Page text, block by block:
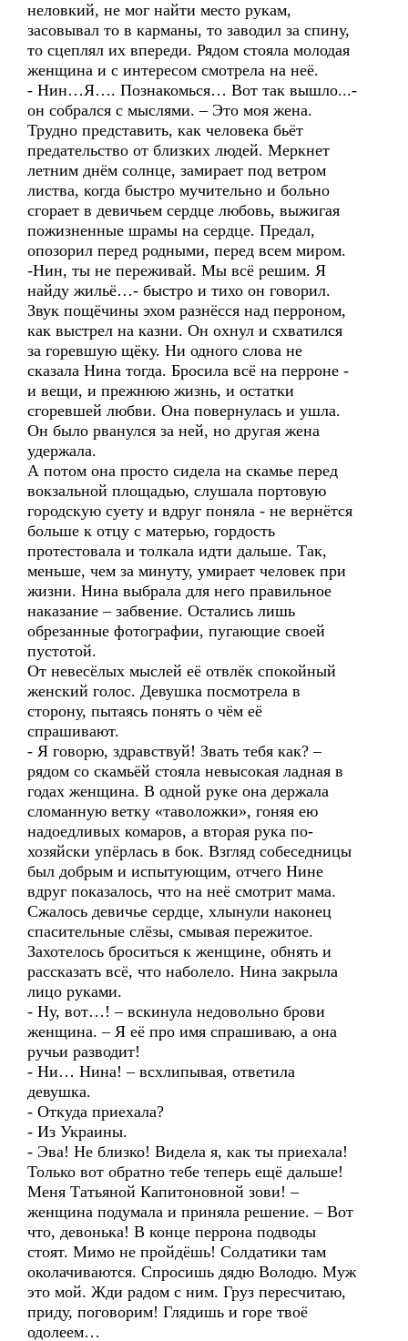
неловкий, не мог найти место рукам,
засовывал то в карманы, то заводил за спину,
то сцеплял их впереди. Рядом стояла молодая
женщина и с интересом смотрела на неё.
- Нин…Я…. Познакомься… Вот так вышло...-
он собрался с мыслями. – Это моя жена.
Трудно представить, как человека бьёт
предательство от близких людей. Меркнет
летним днём солнце, замирает под ветром
листва, когда быстро мучительно и больно
сгорает в девичьем сердце любовь, выжигая
пожизненные шрамы на сердце. Предал,
опозорил перед родными, перед всем миром.
-Нин, ты не переживай. Мы всё решим. Я
найду жильё…- быстро и тихо он говорил.
Звук пощёчины эхом разнёсся над перроном,
как выстрел на казни. Он охнул и схватился
за горевшую щёку. Ни одного слова не
сказала Нина тогда. Бросила всё на перроне -
и вещи, и прежнюю жизнь, и остатки
сгоревшей любви. Она повернулась и ушла.
Он было рванулся за ней, но другая жена
удержала.
А потом она просто сидела на скамье перед
вокзальной площадью, слушала портовую
городскую суету и вдруг поняла - не вернётся
больше к отцу с матерью, гордость
протестовала и толкала идти дальше. Так,
меньше, чем за минуту, умирает человек при
жизни. Нина выбрала для него правильное
наказание – забвение. Остались лишь
обрезанные фотографии, пугающие своей
пустотой.
От невесёлых мыслей её отвлёк спокойный
женский голос. Девушка посмотрела в
сторону, пытаясь понять о чём её
спрашивают.
- Я говорю, здравствуй! Звать тебя как? –
рядом со скамьёй стояла невысокая ладная в
годах женщина. В одной руке она держала
сломанную ветку «таволожки», гоняя ею
надоедливых комаров, а вторая рука по-
хозяйски упёрлась в бок. Взгляд собеседницы
был добрым и испытующим, отчего Нине
вдруг показалось, что на неё смотрит мама.
Сжалось девичье сердце, хлынули наконец
спасительные слёзы, смывая пережитое.
Захотелось броситься к женщине, обнять и
рассказать всё, что наболело. Нина закрыла
лицо руками.
- Ну, вот…! – вскинула недовольно брови
женщина. – Я её про имя спрашиваю, а она
ручьи разводит!
- Ни… Нина! – всхлипывая, ответила
девушка.
- Откуда приехала?
- Из Украины.
- Эва! Не близко! Видела я, как ты приехала!
Только вот обратно тебе теперь ещё дальше!
Меня Татьяной Капитоновной зови! –
женщина подумала и приняла решение. – Вот
что, девонька! В конце перрона подводы
стоят. Мимо не пройдёшь! Солдатики там
околачиваются. Спросишь дядю Володю. Муж
это мой. Жди радом с ним. Груз пересчитаю,
приду, поговорим! Глядишь и горе твоё
одолеем…